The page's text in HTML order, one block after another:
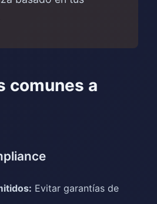
comunes a
Evitar garantías de